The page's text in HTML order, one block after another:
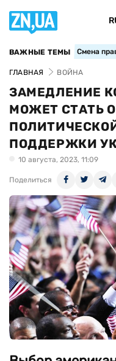
ВАЖНЫЕ ТЕМЫ Смена
ГЛАВНАЯ ВОЙНА
ЗАМЕДЛЕНИЕ
МОЖЕТ СТАТЬ
ПОДДЕРЖКИ
10 августа, 2023, 11:09
Поделиться